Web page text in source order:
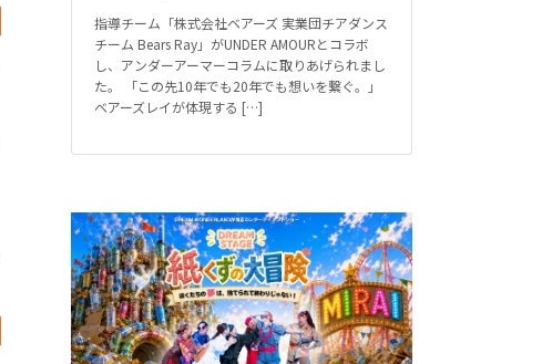
指導チーム「株式会社ベアーズ 実業団チアダンス
チーム Bears Ray」がUNDER AMOURとコラボ
し、アンダーアーマーコラムに取りあげられまし
た。 「この先10年でも20年でも想いを繋ぐ。」
ベアーズレイが体現する […]